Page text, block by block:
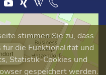
×
stimmen Sie zu, dass
die Funktionalität und
Statistik-Cookies und
gespeichert werden.